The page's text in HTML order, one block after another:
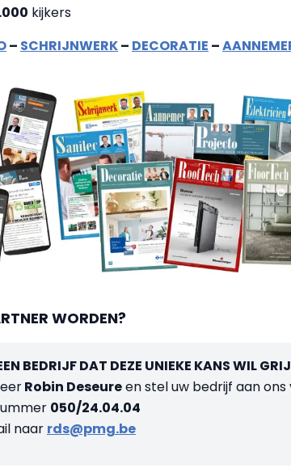
kijkers
– SCHRIJNWERK– DECORATIE –
WORDEN?
BEDRIJF DAT DEZE UNIEKE KANS WIL
Robin Deseureen stel uw bedrijf aan ons
050/24.04.04
naar rds@pmg.be